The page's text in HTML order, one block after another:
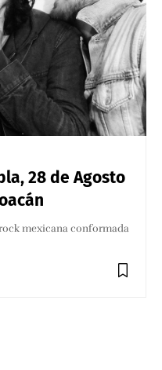
28 de Agosto
mexicana conformada